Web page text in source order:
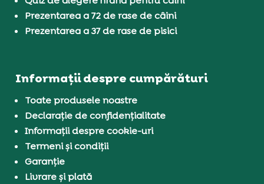
Prezentarea a 72 de rase de câini
Prezentarea a 37 de rase de pisici
Informații despre cumpărături
Toate produsele noastre
Declarație de confidențialitate
Informații despre cookie-uri
Termeni și condiții
Garanție
Livrare și plată